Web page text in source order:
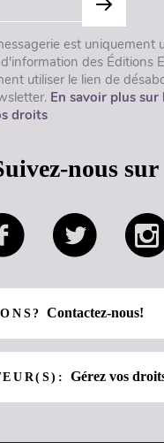
est uniquement
des Éditions
utiliser le lien de
En savoir plus
droits
nous sur
Contactez-nous!
Gérez vos